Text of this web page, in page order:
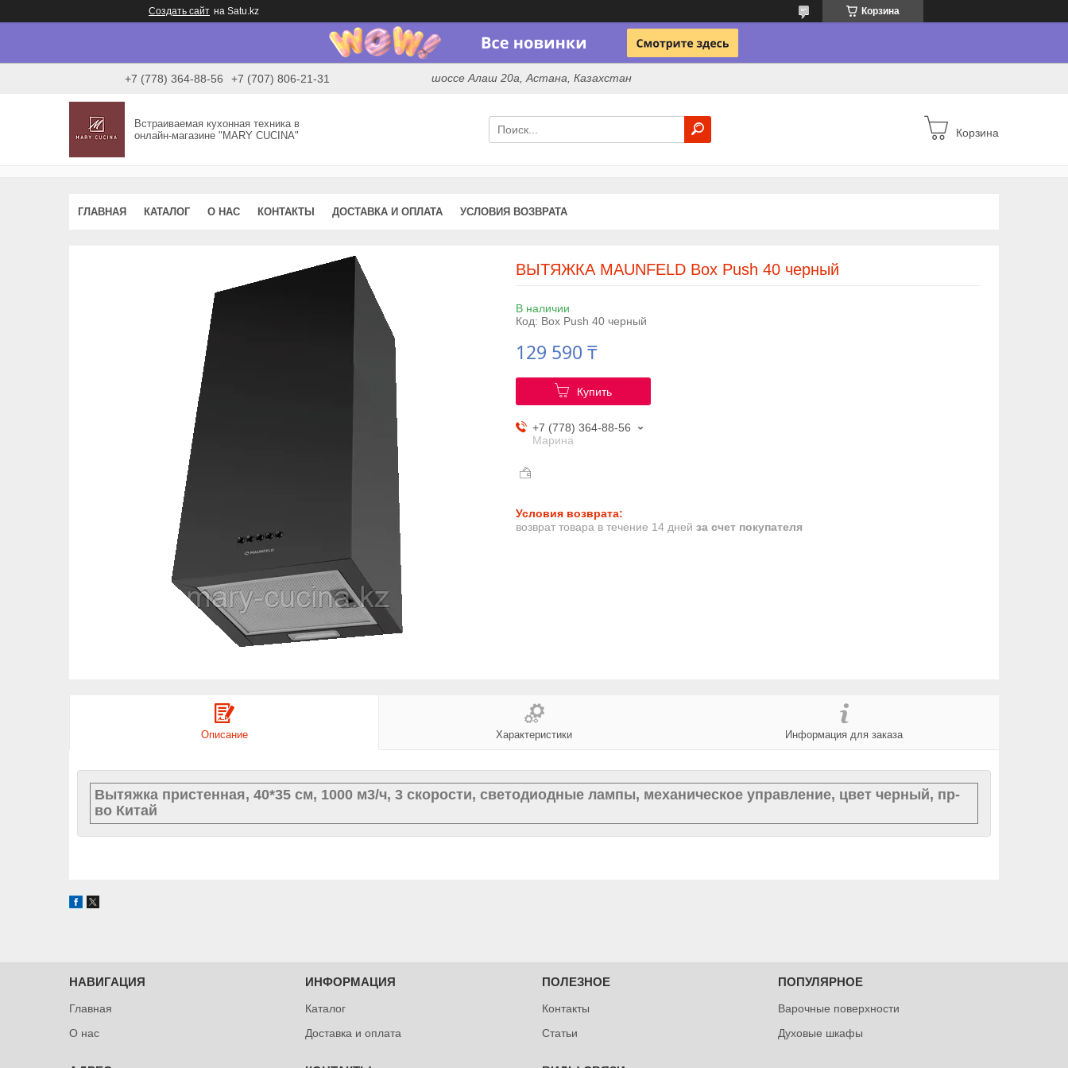
Создать сайт на Satu.kz Корзина
+7 (778) 364-88-56 +7 (707) 806-21-31 шоссе Алаш 20а, Астана, Казахстан
Встраиваемая кухонная техника в
онлайн-магазине "MARY CUCINA"
Корзина
ГЛАВНАЯ КАТАЛОГ О НАС КОНТАКТЫ ДОСТАВКА И ОПЛАТА УСЛОВИЯ ВОЗВРАТА
ВЫТЯЖКА MAUNFELD Box Push 40 черный
В наличии
Код: Box Push 40 черный
129 590 ₸
Купить
+7 (778) 364-88-56
Марина
возврат товара в течение 14 дней за счет покупателя
Описание Характеристики Информация для заказа
Вытяжка пристенная, 40*35 см, 1000 м3/ч, 3 скорости, светодиодные лампы, механическое управление, цвет черный, пр-
во Китай
НАВИГАЦИЯ
Главная
О нас
ИНФОРМАЦИЯ
Каталог
Доставка и оплата
ПОЛЕЗНОЕ
Контакты
Статьи
ПОПУЛЯРНОЕ
Варочные поверхности
Духовые шкафы